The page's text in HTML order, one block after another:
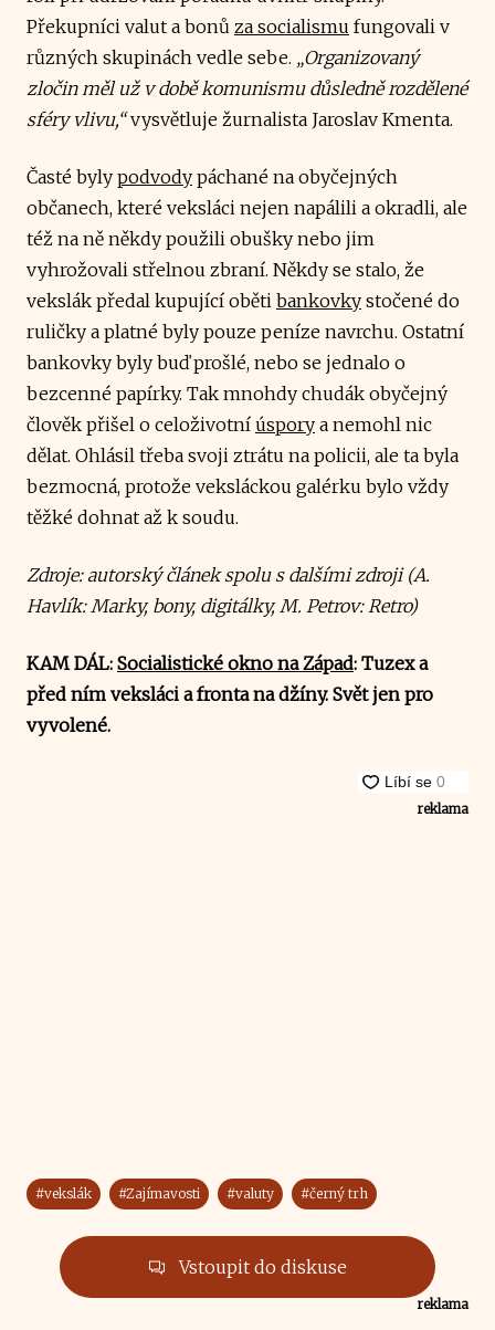
Překupníci valut a bonů za socialismu fungovali v
různých skupinách vedle sebe. „Organizovaný
zločin měl už v době komunismu důsledně rozdělené
sféry vlivu,“vysvětluje žurnalista Jaroslav Kmenta.
Časté byly podvody páchané na obyčejných
občanech, které veksláci nejen napálili a okradli, ale
též na ně někdy použili obušky nebo jim
vyhrožovali střelnou zbraní. Někdy se stalo, že
vekslák předal kupující oběti bankovky stočené do
ruličky a platné byly pouze peníze navrchu. Ostatní
bankovky byly buď prošlé, nebo se jednalo o
bezcenné papírky. Tak mnohdy chudák obyčejný
člověk přišel o celoživotní úspory a nemohl nic
dělat. Ohlásil třeba svoji ztrátu na policii, ale ta byla
bezmocná, protože veksláckou galérku bylo vždy
těžké dohnat až k soudu.
Zdroje: autorský článek spolu s dalšími zdroji (A.
Havlík: Marky, bony, digitálky, M. Petrov: Retro)
KAM DÁL: Socialistické okno na Západ: Tuzex a
před ním veksláci a fronta na džíny. Svět jen pro
vyvolené.
reklama
#vekslák #Zajímavosti #valuty #černý trh
Vstoupit do diskuse
reklama